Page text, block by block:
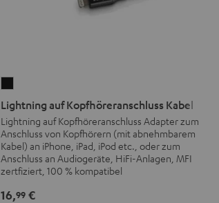
auf
Kopfhöreranschluss
Kabel
Schwarz
Lightning auf Kopfhöreranschluss Kabel
Lightning auf Kopfhöreranschluss Adapter zum
Anschluss von Kopfhörern (mit abnehmbarem
Kabel) an iPhone, iPad, iPod etc., oder zum
Anschluss an Audiogeräte, HiFi-Anlagen, MFI
zertfiziert, 100 % kompatibel
16,99 €